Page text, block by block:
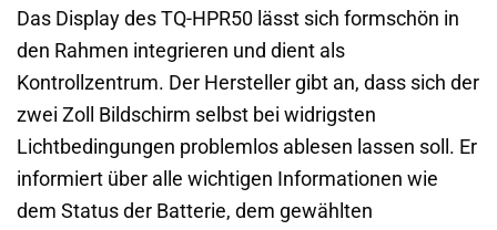
Das Display des TQ-HPR50 lässt sich formschön in
den Rahmen integrieren und dient als
Kontrollzentrum. Der Hersteller gibt an, dass sich der
zwei Zoll Bildschirm selbst bei widrigsten
Lichtbedingungen problemlos ablesen lassen soll. Er
informiert über alle wichtigen Informationen wie
dem Status der Batterie, dem gewählten